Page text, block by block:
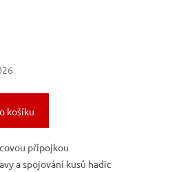
košíku
přípojkou
a spojování kusů hadic